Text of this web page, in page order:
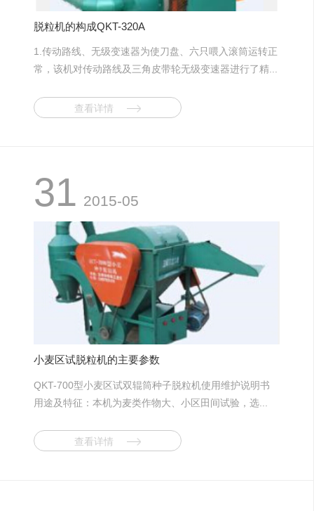
脱粒机的构成QKT-320A
1.传动路线、无级变速器为使刀盘、六只喂入滚筒运转正
常，该机对传动路线及三角皮带轮无级变速器进行了精...
查看详情
31 2015-05
小麦区试脱粒机的主要参数
QKT-700型小麦区试双辊筒种子脱粒机使用维护说明书
用途及特征：本机为麦类作物大、小区田间试验，选...
查看详情